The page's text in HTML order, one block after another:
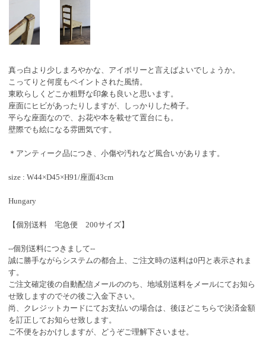
真っ白より少しまろやかな、アイボリーと言えばよいでしょうか。
こってりと何度もペイントされた風情。
東欧らしくどこか粗野な印象も良いと思います。
座面にヒビがあったりしますが、しっかりした椅子。
平らな座面なので、お花や本を載せて置台にも。
壁際でも絵になる雰囲気です。
＊アンティーク品につき、小傷や汚れなど風合いがあります。
size : W44×D45×H91/座面43cm
Hungary
【個別送料 宅急便 200サイズ】
--個別送料につきまして--
誠に勝手ながらシステムの都合上、ご注文時の送料は0円と表示されま
す。
ご注文確定後の自動配信メールののち、地域別送料をメールにてお知ら
せ致しますのでその後ご入金下さい。
尚、クレジットカードにてお支払いの場合は、後ほどこちらで決済金額
を訂正してお知らせ致します。
ご不便をおかけしますが、どうぞご理解下さいませ。